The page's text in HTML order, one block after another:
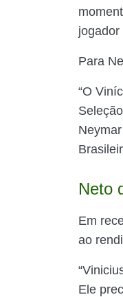
Para
“O
Neto
Em
ao
Ele